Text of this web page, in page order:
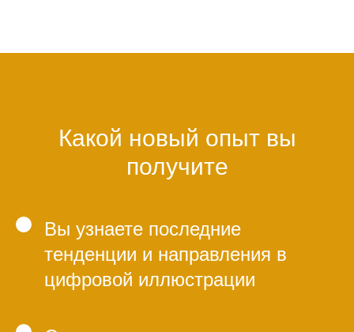
Какой новый опыт вы
получите
Вы узнаете последние
тенденции и направления в
цифровой иллюстрации